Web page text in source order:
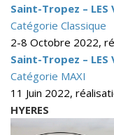
Saint-Tropez – LES
Catégorie Classique
2-8 Octobre 2022,
Saint-Tropez – LES
Catégorie MAXI
11 Juin 2022,
HYERES